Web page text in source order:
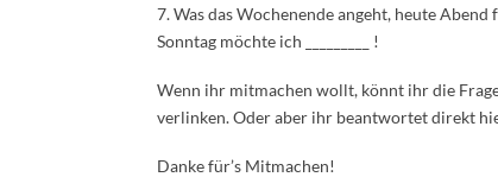
7. Was das Wochenende angeht, heute Abend
Sonntag möchte ich _________ !
Wenn ihr mitmachen wollt, könnt ihr die
verlinken. Oder aber ihr beantwortet direkt
Danke für’s Mitmachen!